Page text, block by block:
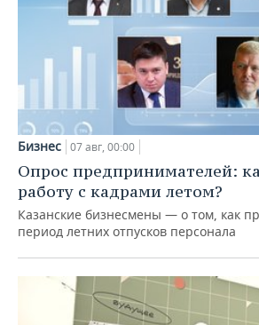
Бизнес 07 авг, 00:00
Опрос предпринимателей:
работу с кадрами летом?
Казанские бизнесмены — о том, как
период летних отпусков персонала